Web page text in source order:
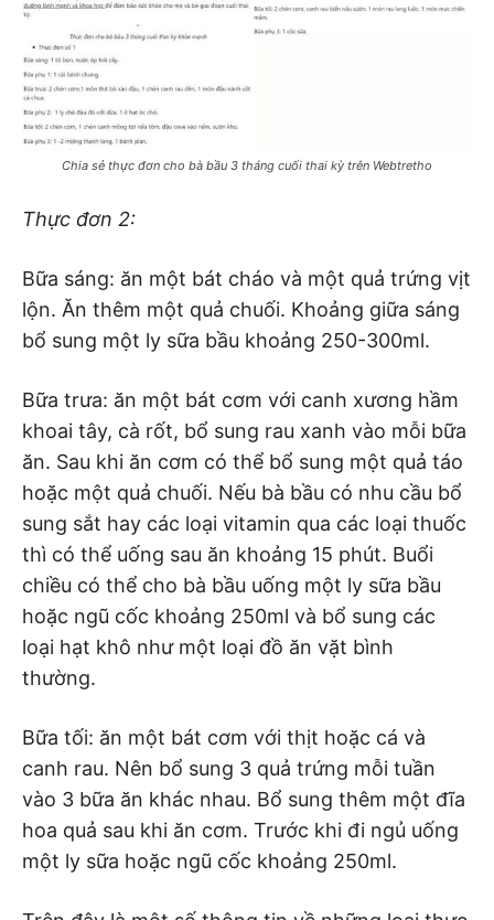
Chia sẻ thực đơn cho bà bầu 3 tháng cuối thai kỳ trên Webtretho
Thực đơn 2:
Bữa sáng: ăn một bát cháo và một quả trứng vịt
lộn. Ăn thêm một quả chuối. Khoảng giữa sáng
bổ sung một ly sữa bầu khoảng 250-300ml.
Bữa trưa: ăn một bát cơm với canh xương hầm
khoai tây, cà rốt, bổ sung rau xanh vào mỗi bữa
ăn. Sau khi ăn cơm có thể bổ sung một quả táo
hoặc một quả chuối. Nếu bà bầu có nhu cầu bổ
sung sắt hay các loại vitamin qua các loại thuốc
thì có thể uống sau ăn khoảng 15 phút. Buổi
chiều có thể cho bà bầu uống một ly sữa bầu
hoặc ngũ cốc khoảng 250ml và bổ sung các
loại hạt khô như một loại đồ ăn vặt bình
thường.
Bữa tối: ăn một bát cơm với thịt hoặc cá và
canh rau. Nên bổ sung 3 quả trứng mỗi tuần
vào 3 bữa ăn khác nhau. Bổ sung thêm một đĩa
hoa quả sau khi ăn cơm. Trước khi đi ngủ uống
một ly sữa hoặc ngũ cốc khoảng 250ml.